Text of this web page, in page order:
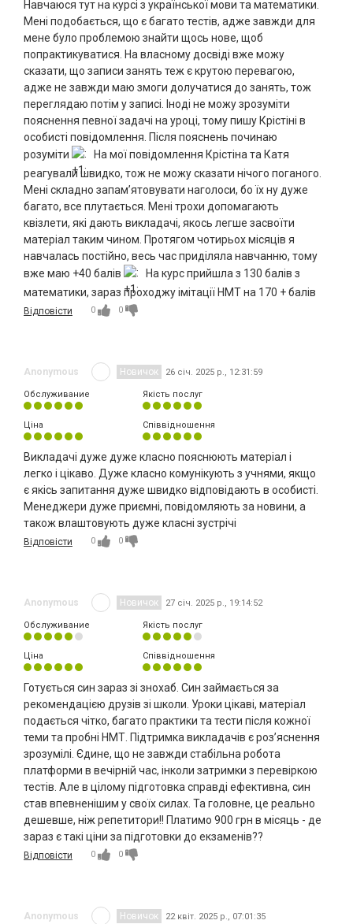
Навчаюся тут на курсі з української мови та математики.
Мені подобається, що є багато тестів, адже завжди для
мене було проблемою знайти щось нове, щоб
попрактикуватися. На власному досвіді вже можу
сказати, що записи занять теж є крутою перевагою,
адже не завжди маю змоги долучатися до занять, тож
переглядаю потім у записі. Іноді не можу зрозуміти
пояснення певної задачі на уроці, тому пишу Крістіні в
особисті повідомлення. Після пояснень починаю
розуміти
На мої повідомлення Крістіна та Катя
реагували швидко, тож не можу сказати нічого поганого.
Мені складно запам’ятовувати наголоси, бо їх ну дуже
багато, все плутається. Мені трохи допомагають
квізлети, які дають викладачі, якось легше засвоїти
матеріал таким чином. Протягом чотирьох місяців я
навчалась постійно, весь час приділяла навчанню, тому
вже маю +40 балів
На курс прийшла з 130 балів з
математики, зараз проходжу імітації НМТ на 170 + балів
Відповісти 0 0
Anonymous Новичок 26 січ. 2025 р., 12:31:59
Обслуживание Якість послуг
Ціна Співвідношення
Викладачі дуже дуже класно пояснюють матеріал і
легко і цікаво. Дуже класно комунікують з учнями, якщо
є якісь запитання дуже швидко відповідають в особисті.
Менеджери дуже приємні, повідомляють за новини, а
також влаштовують дуже класні зустрічі
Відповісти 0 0
Anonymous Новичок 27 січ. 2025 р., 19:14:52
Обслуживание Якість послуг
Ціна Співвідношення
Готується син зараз зі знохаб. Син займається за
рекомендацією друзів зі школи. Уроки цікаві, матеріал
подається чітко, багато практики та тести після кожної
теми та пробні НМТ. Підтримка викладачів є роз’яснення
зрозумілі. Єдине, що не завжди стабільна робота
платформи в вечірній час, інколи затримки з перевіркою
тестів. Але в цілому підготовка справді ефективна, син
став впевненішим у своїх силах. Та головне, це реально
дешевше, ніж репетитори!! Платимо 900 грн в місяць - де
зараз є такі ціни за підготовки до екзаменів??
Відповісти 0 0
Anonymous Новичок 22 квіт. 2025 р., 07:01:35